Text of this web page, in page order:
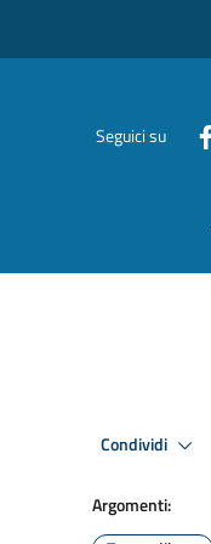
Seguici su
Condividi
Argomenti: